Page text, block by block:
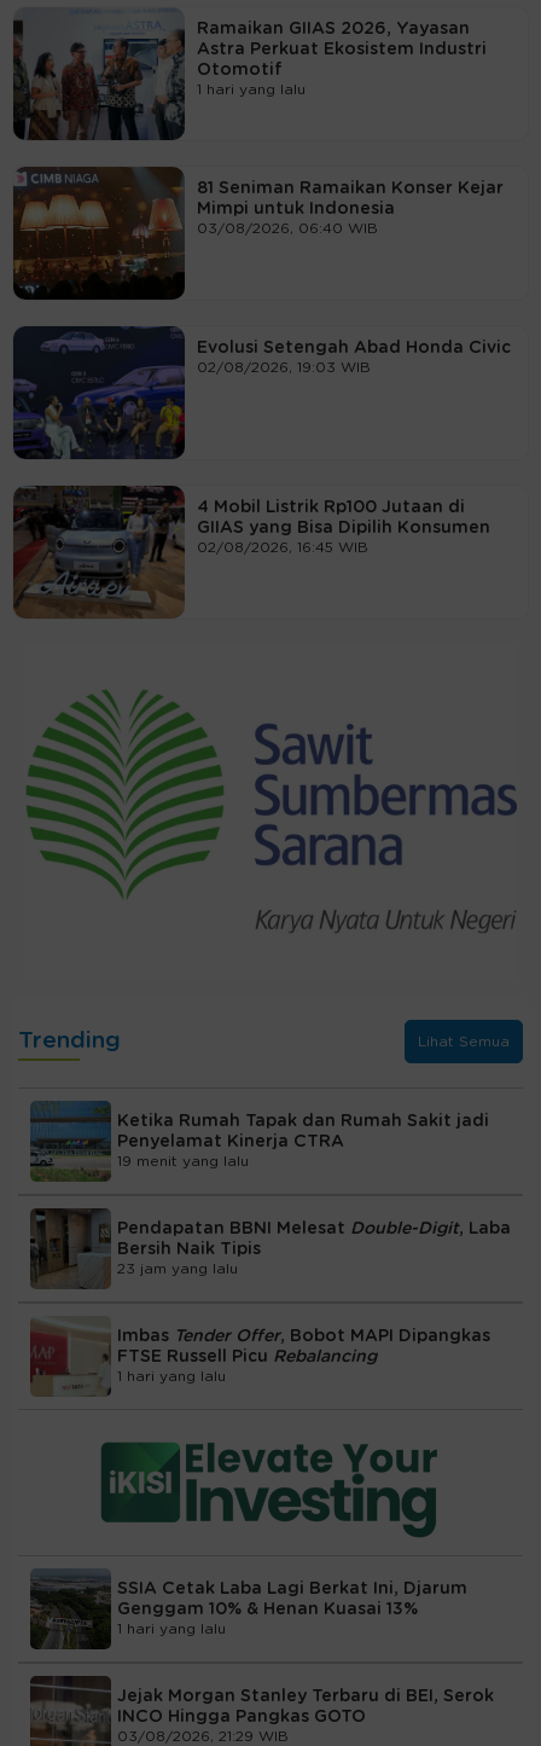
Ramaikan GIIAS 2026, Yayasan
Astra Perkuat Ekosistem Industri
Otomotif
1 hari yang lalu
81 Seniman Ramaikan Konser Kejar
Mimpi untuk Indonesia
03/08/2026, 06:40 WIB
Evolusi Setengah Abad Honda Civic
02/08/2026, 19:03 WIB
4 Mobil Listrik Rp100 Jutaan di
GIIAS yang Bisa Dipilih Konsumen
02/08/2026, 16:45 WIB
Trending Lihat Semua
Ketika Rumah Tapak dan Rumah Sakit jadi
Penyelamat Kinerja CTRA
19 menit yang lalu
Pendapatan BBNI Melesat Double-Digit, Laba
Bersih Naik Tipis
23 jam yang lalu
Imbas Tender Offer, Bobot MAPI Dipangkas
FTSE Russell Picu Rebalancing
1 hari yang lalu
SSIA Cetak Laba Lagi Berkat Ini, Djarum
Genggam 10% & Henan Kuasai 13%
1 hari yang lalu
Jejak Morgan Stanley Terbaru di BEI, Serok
INCO Hingga Pangkas GOTO
03/08/2026, 21:29 WIB